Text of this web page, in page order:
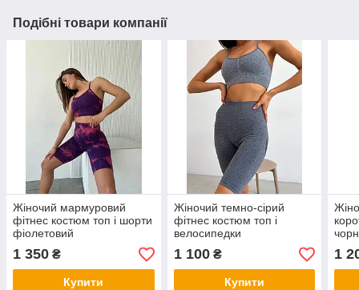
Подібні товари компанії
Жіночий мармуровий
фітнес костюм топ і шорти
фіолетовий
1 350 ₴
Купити
Жіночий темно-сірий
фітнес костюм топ і
велосипедки
1 100₴
Купити
1